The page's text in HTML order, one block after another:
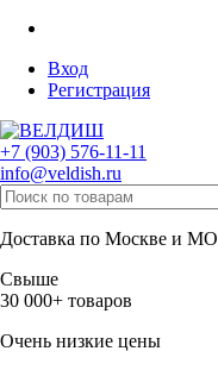
Вход
Регистрация
+7 (903) 576-11-11
info@veldish.ru
Доставка по Москве и МО
Свыше
30 000+ товаров
Очень низкие цены